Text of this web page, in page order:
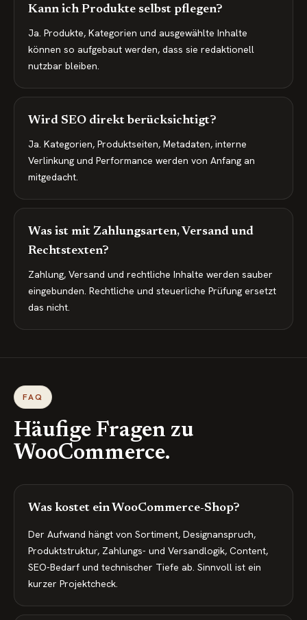
Kann ich Produkte selbst pflegen?
Ja. Produkte, Kategorien und ausgewählte Inhalte
können so aufgebaut werden, dass sie redaktionell
nutzbar bleiben.
Wird SEO direkt berücksichtigt?
Ja. Kategorien, Produktseiten, Metadaten, interne
Verlinkung und Performance werden von Anfang an
mitgedacht.
Was ist mit Zahlungsarten, Versand und
Rechtstexten?
Zahlung, Versand und rechtliche Inhalte werden sauber
eingebunden. Rechtliche und steuerliche Prüfung ersetzt
das nicht.
FAQ
Häufige Fragen zu
WooCommerce.
Was kostet ein WooCommerce-Shop?
Der Aufwand hängt von Sortiment, Designanspruch,
Produktstruktur, Zahlungs- und Versandlogik, Content,
SEO-Bedarf und technischer Tiefe ab. Sinnvoll ist ein
kurzer Projektcheck.